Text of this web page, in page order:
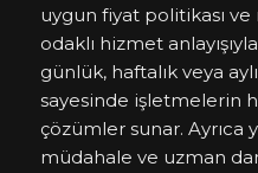
uygun fiyat politikası
odaklı hizmet
günlük, haftalık veya
sayesinde işletmelerin
çözümler sunar. Ayrıca
müdahale ve uzman